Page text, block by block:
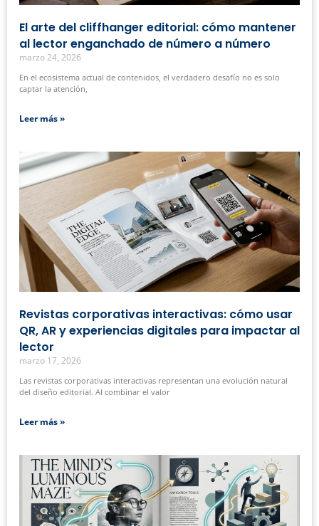
El arte del cliffhanger editorial: cómo mantener
al lector enganchado de número a número
marzo 24, 2026
En el ecosistema actual de contenidos, el verdadero desafío no es solo
captar la atención,
Leer más »
Revistas corporativas interactivas: cómo usar
QR, AR y experiencias digitales para impactar al
lector
marzo 17, 2026
Las revistas corporativas interactivas representan una evolución natural
del diseño editorial. Al combinar el valor
Leer más »